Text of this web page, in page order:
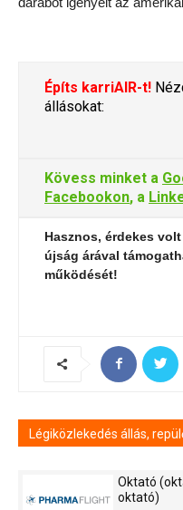
Építs karriAIR-t!
állásokat:
Kövess minket a
Facebookon, a
Hasznos, érdekes
újság árával
működését!
Légiközlekedés állás,
Oktató
oktató)